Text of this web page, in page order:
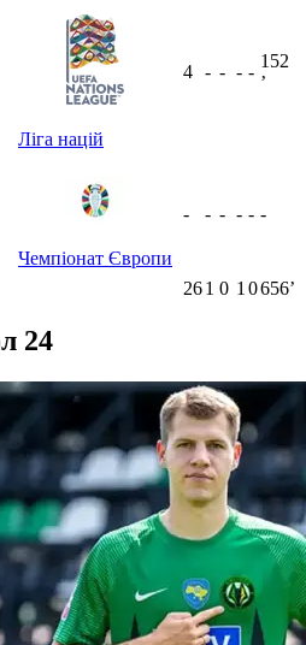
Ліга націй
4 - - - -
152
ʼ
Чемпіонат Європи
- - - - - -
261 0 1 0656ʼ
24